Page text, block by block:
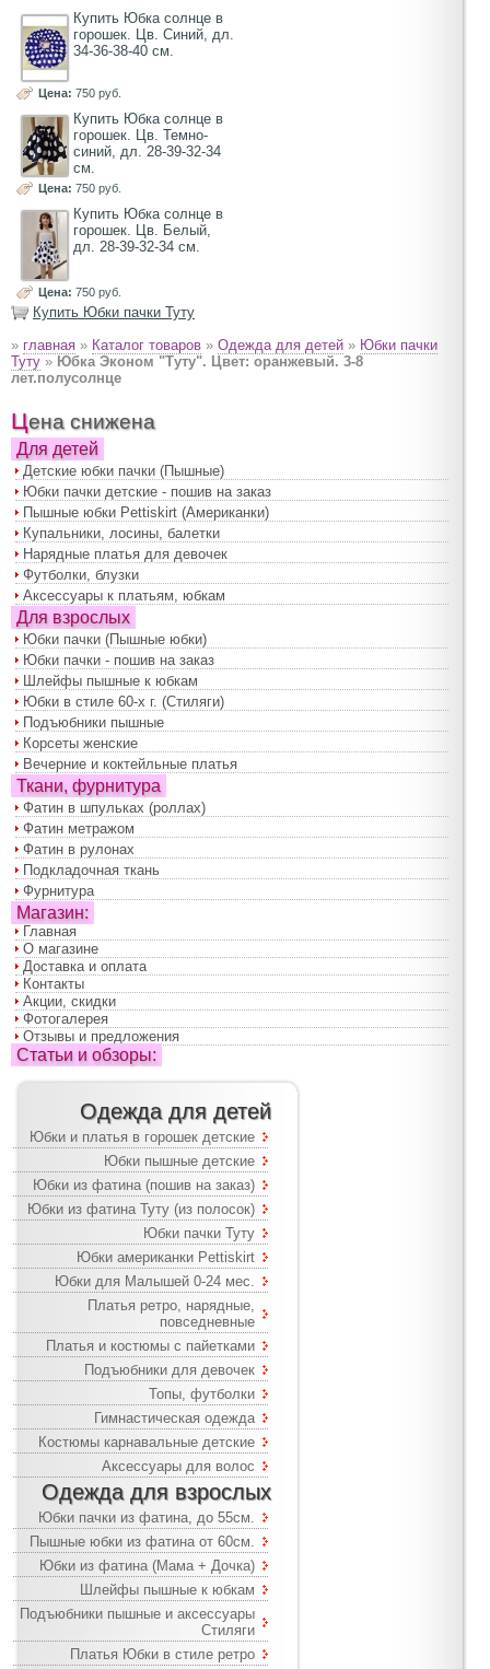
Купить Юбка солнце в
горошек. Цв. Синий, дл.
34-36-38-40 см.
Цена: 750 руб.
Купить Юбка солнце в
горошек. Цв. Темно-
синий, дл. 28-39-32-34
см.
Цена: 750 руб.
Купить Юбка солнце в
горошек. Цв. Белый,
дл. 28-39-32-34 см.
Цена: 750 руб.
Купить Юбки пачки Туту
» главная » Каталог товаров » Одежда для детей » Юбки пачки
Туту » Юбка Эконом "Туту". Цвет: оранжевый. 3-8
лет.полусолнце
Цена снижена
Для детей
Детские юбки пачки (Пышные)
Юбки пачки детские - пошив на заказ
Пышные юбки Pettiskirt (Американки)
Купальники, лосины, балетки
Нарядные платья для девочек
Футболки, блузки
Аксессуары к платьям, юбкам
Для взрослых
Юбки пачки (Пышные юбки)
Юбки пачки - пошив на заказ
Шлейфы пышные к юбкам
Юбки в стиле 60-х г. (Стиляги)
Подъюбники пышные
Корсеты женские
Вечерние и коктейльные платья
Ткани, фурнитура
Фатин в шпульках (роллах)
Фатин метражом
Фатин в рулонах
Подкладочная ткань
Фурнитура
Магазин:
Главная
О магазине
Доставка и оплата
Контакты
Акции, скидки
Фотогалерея
Отзывы и предложения
Статьи и обзоры:
Одежда для детей
Юбки и платья в горошек детские
Юбки пышные детские
Юбки из фатина (пошив на заказ)
Юбки из фатина Туту (из полосок)
Юбки пачки Туту
Юбки американки Pettiskirt
Юбки для Малышей 0-24 мес.
Платья ретро, нарядные,
повседневные
Платья и костюмы с пайетками
Подъюбники для девочек
Топы, футболки
Гимнастическая одежда
Костюмы карнавальные детские
Аксессуары для волос
Одежда для взрослых
Юбки пачки из фатина, до 55см.
Пышные юбки из фатина от 60см.
Юбки из фатина (Мама + Дочка)
Шлейфы пышные к юбкам
Подъюбники пышные и аксессуары
Стиляги
Платья Юбки в стиле ретро